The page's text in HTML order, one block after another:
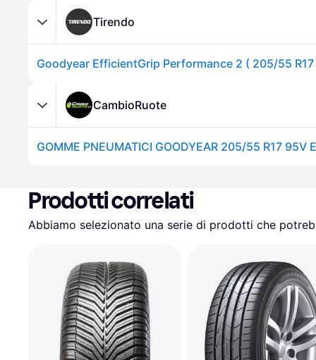
Tirendo
Goodyear EfficientGrip Performance 2 ( 205/55 R17
CambioRuote
Prodotti correlati
Abbiamo selezionato una serie di prodotti che